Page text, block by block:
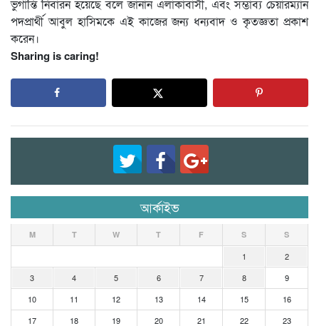
ভুগান্তি নিবারন হয়েছে বলে জানান এলাকাবাসী, এবং সম্ভাব্য চেয়ারম্যান
পদপ্রার্থী আবুল হাসিমকে এই কাজের জন্য ধন্যবাদ ও কৃতজ্ঞতা প্রকাশ
করেন।
Sharing is caring!
আর্কাইভ
M T W T F S S
1
2
3
4 5 6 7 8
9
10
11 12 13 14 15
16
17
18 19 20 21 22
23